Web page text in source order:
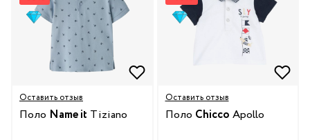
Оставить отзыв
Поло Name it Tiziano
Оставить отзыв
Поло Chicco Apollo